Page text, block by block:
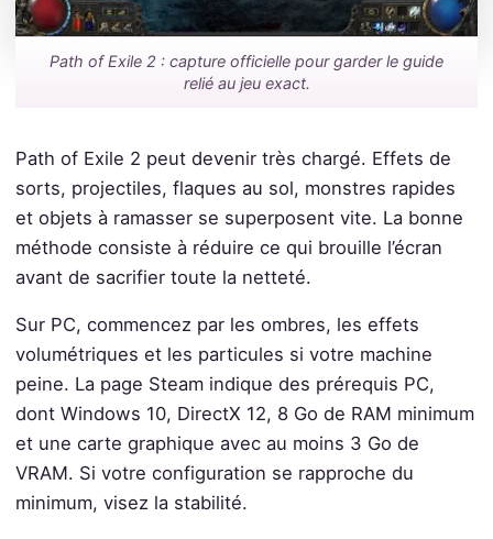
Path of Exile 2 : capture officielle pour garder le guide
relié au jeu exact.
Path of Exile 2 peut devenir très chargé. Effets de
sorts, projectiles, flaques au sol, monstres rapides
et objets à ramasser se superposent vite. La bonne
méthode consiste à réduire ce qui brouille l’écran
avant de sacrifier toute la netteté.
Sur PC, commencez par les ombres, les effets
volumétriques et les particules si votre machine
peine. La page Steam indique des prérequis PC,
dont Windows 10, DirectX 12, 8 Go de RAM minimum
et une carte graphique avec au moins 3 Go de
VRAM. Si votre configuration se rapproche du
minimum, visez la stabilité.